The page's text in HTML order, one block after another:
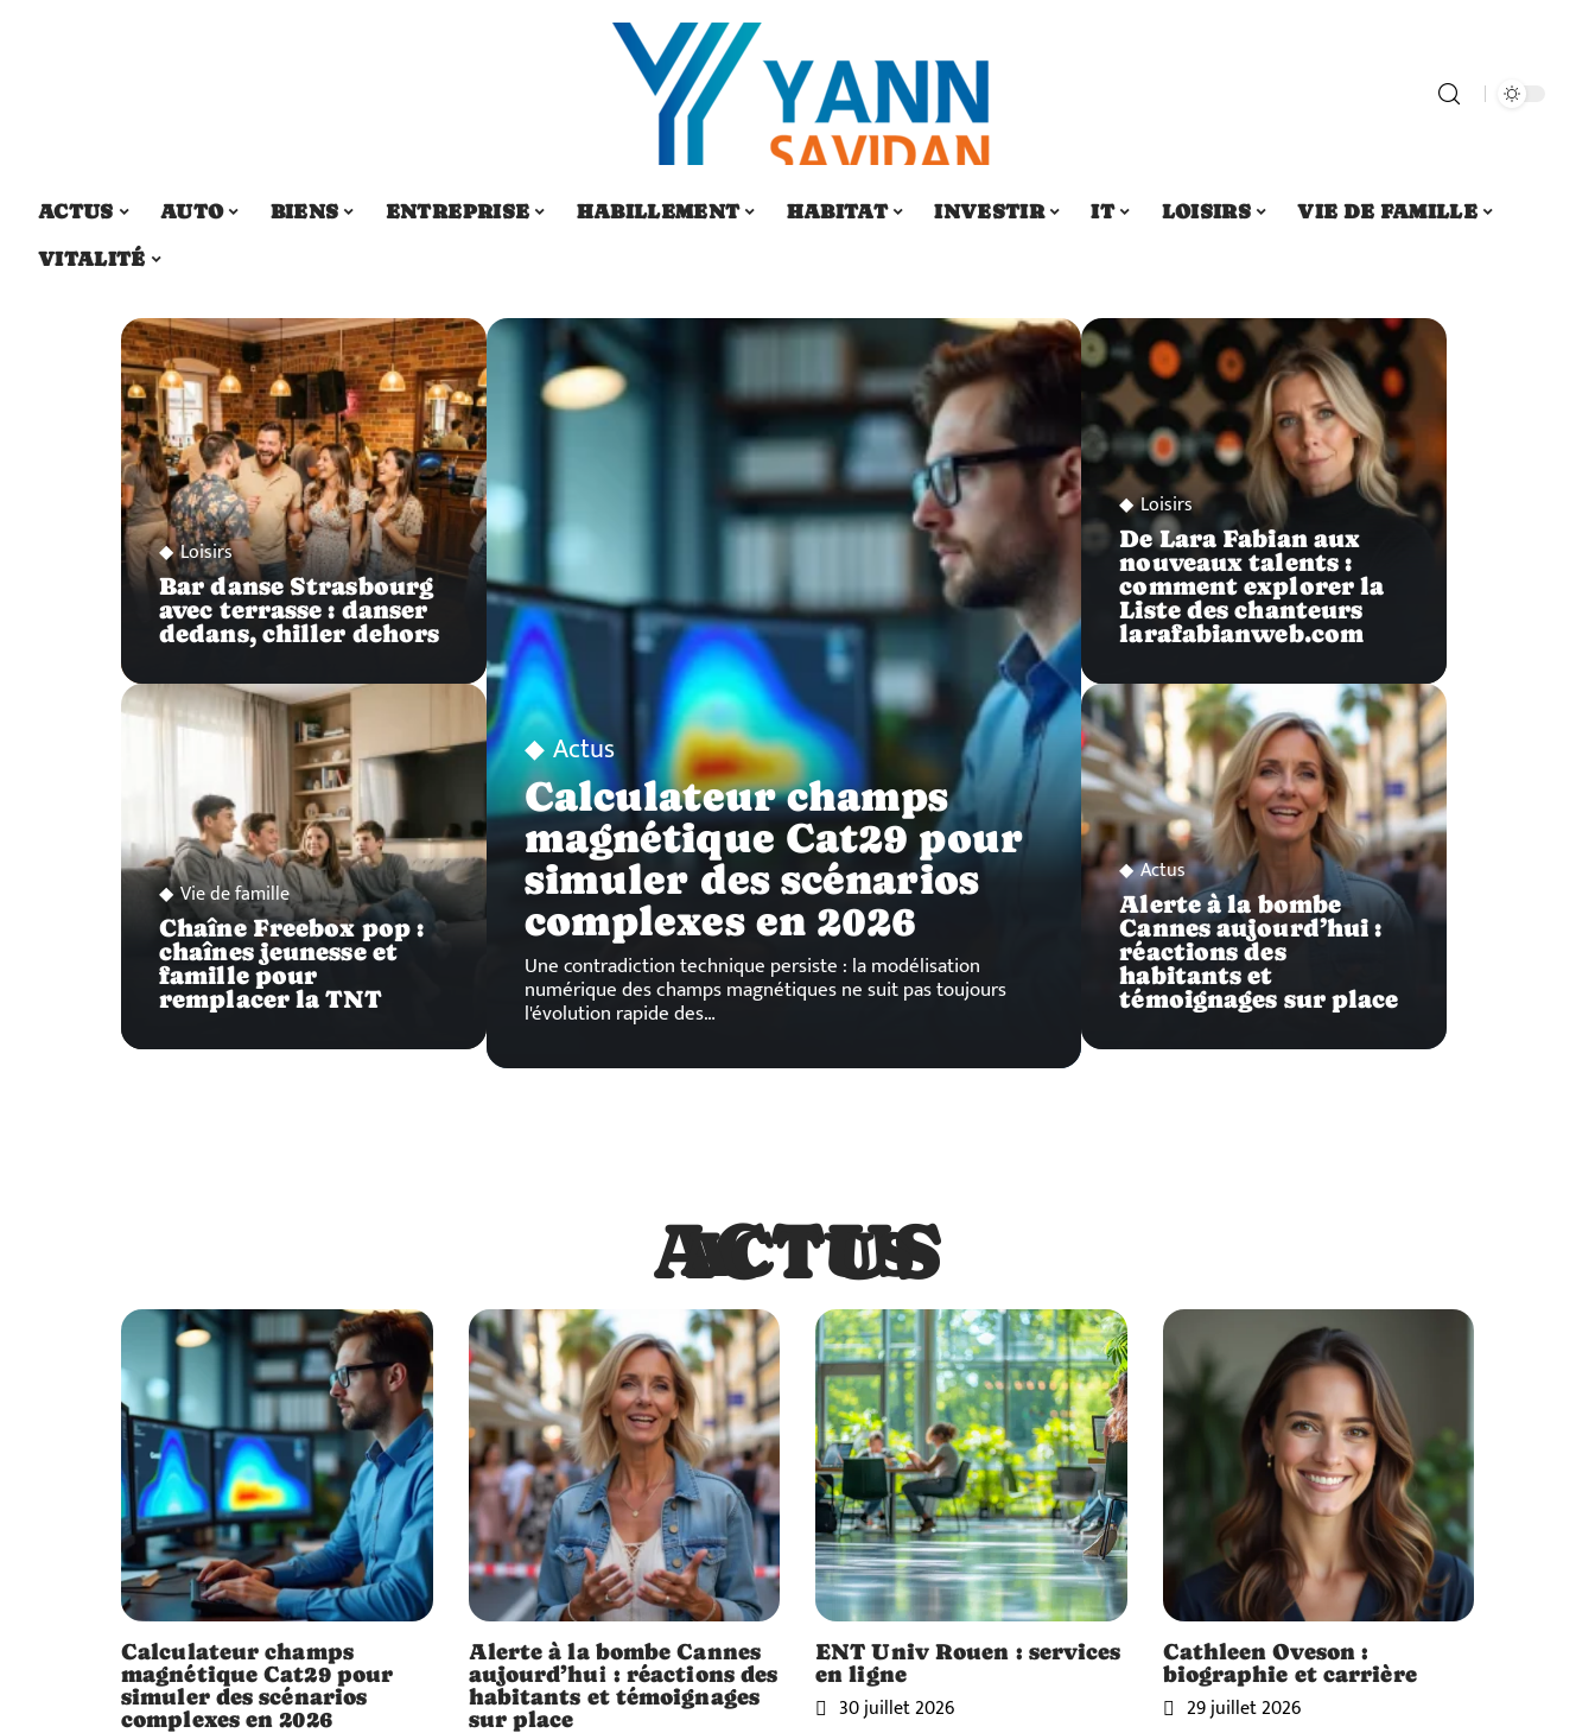
ACTUS AUTO BIENS ENTREPRISE HABILLEMENT HABITAT INVESTIR IT LOISIRS
VIE DE FAMILLE
VITALITÉ
Loisirs
Bar danse Strasbourg
avec terrasse : danser
dedans, chiller dehors
Vie de famille
Chaîne Freebox pop :
chaînes jeunesse et
famille pour
remplacer la TNT
Actus
Calculateur champs
magnétique Cat29 pour
simuler des scénarios
complexes en 2026
Une contradiction technique persiste : la modélisation
numérique des champs magnétiques ne suit pas toujours
l'évolution rapide des…
Loisirs
De Lara Fabian aux
nouveaux talents :
comment explorer la
Liste des chanteurs
larafabianweb.com
Actus
Alerte à la bombe
Cannes aujourd’hui :
réactions des
habitants et
témoignages sur place
ACTUS
ACTUS
Calculateur champs
magnétique Cat29 pour
simuler des scénarios
complexes en 2026
Alerte à la bombe Cannes
aujourd’hui : réactions des
habitants et témoignages
sur place
ENT Univ Rouen : services
en ligne
30 juillet 2026
Cathleen Oveson :
biographie et carrière
29 juillet 2026